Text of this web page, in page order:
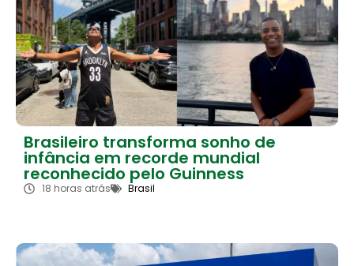
Brasileiro transforma sonho de
infância em recorde mundial
reconhecido pelo Guinness
18 horas atrás Brasil